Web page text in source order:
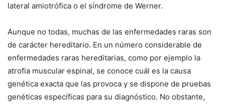
lateral amiotrófica o el síndrome de Werner.
Aunque no todas, muchas de las enfermedades raras son
de carácter hereditario. En un número considerable de
enfermedades raras hereditarias, como por ejemplo la
atrofia muscular espinal, se conoce cuál es la causa
genética exacta que las provoca y se dispone de pruebas
genéticas específicas para su diagnóstico. No obstante,